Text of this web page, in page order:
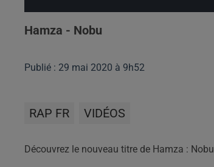
Hamza - Nobu
Publié : 29 mai 2020 à 9h52
RAP FR VIDÉOS
Découvrez le nouveau titre de Hamza : Nobu